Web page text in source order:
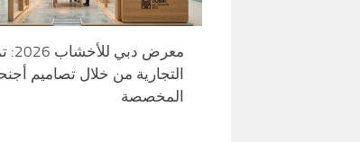
معرض
التجارية من خلال تصاميم
المخصصة